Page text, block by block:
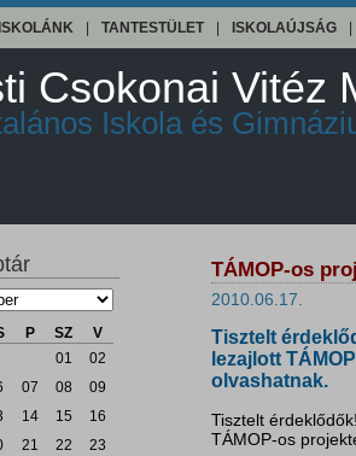
ISKOLÁNK TANTESTÜLET ISKOLAÚJSÁG
Csokonai Vitéz
Iskola és
P SZ
V
01
02
07 08
09
14 15
16
21 22
23
TÁMOP-os
2010.06.17.
Tisztelt
lezajlott
olvashatnak.
Tisztelt
TÁMOP-os